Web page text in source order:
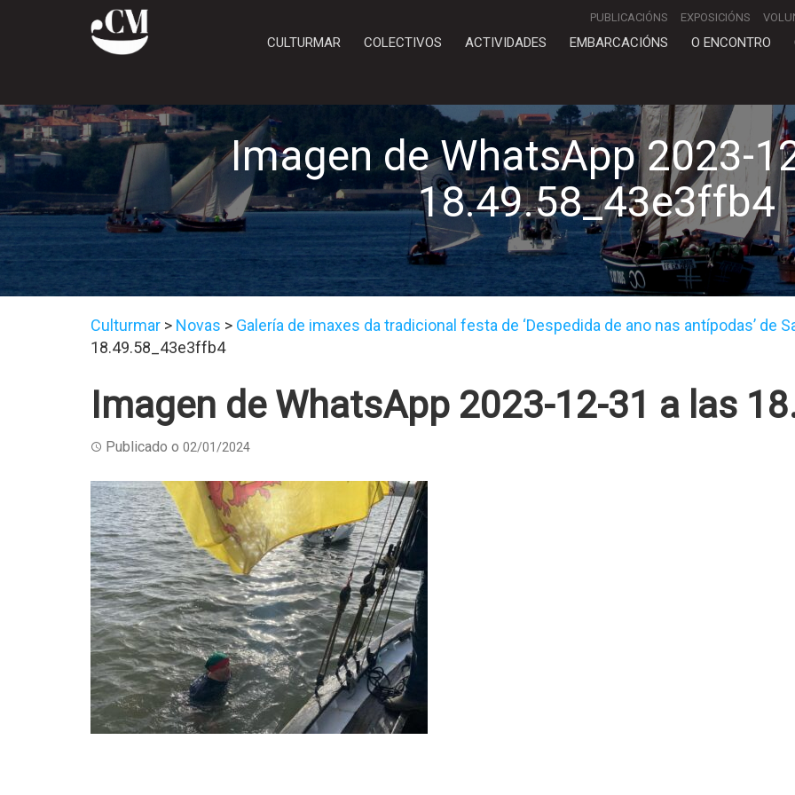
PUBLICACIÓNS EXPOSICIÓNS
CULTURMAR COLECTIVOS ACTIVIDADES EMBARCACIÓNS O ENCONTRO
Imagen de WhatsApp 2023-
18.49.58_43e3ffb4
Culturmar > Novas > Galería de imaxes da tradicional festa de ‘Despedida de ano nas antípodas’ de
18.49.58_43e3ffb4
Imagen de WhatsApp 2023-12-31 a las
Publicado o 02/01/2024